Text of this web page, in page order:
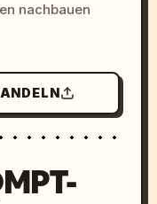
nachbauen